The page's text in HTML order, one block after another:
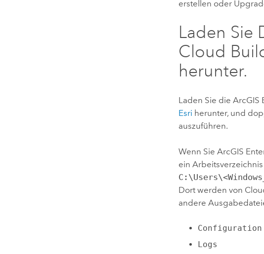
erstellen oder
Laden
Cloud
herunter.
Laden Sie dieArcGIS
Esri herunter, und
auszuführen.
Wenn SieArcGIS
ein
Dort werden von
andere
Configuration
Logs